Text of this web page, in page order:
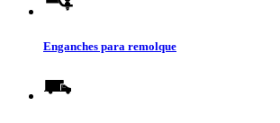
Enganches para remolque